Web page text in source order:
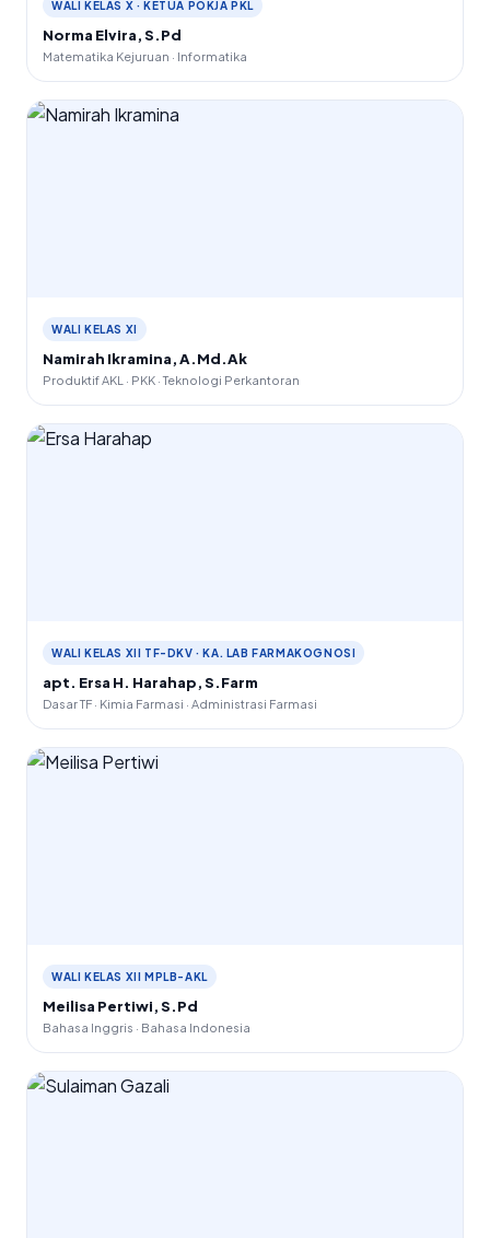
WALI KELAS X · KETUA POKJA PKL
Norma Elvira, S.Pd
Matematika Kejuruan · Informatika
WALI KELAS XI
Namirah Ikramina, A.Md.Ak
Produktif AKL · PKK · Teknologi Perkantoran
WALI KELAS XII TF-DKV · KA. LAB FARMAKOGNOSI
apt. Ersa H. Harahap, S.Farm
Dasar TF · Kimia Farmasi · Administrasi Farmasi
WALI KELAS XII MPLB-AKL
Meilisa Pertiwi, S.Pd
Bahasa Inggris · Bahasa Indonesia